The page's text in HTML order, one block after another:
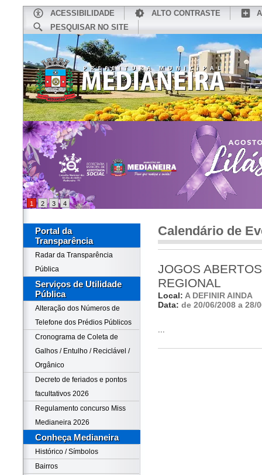
ACESSIBILIDADE ALTO CONTRASTE
PESQUISAR NO SITE
CONHEÇA MEDIANEIRA
1 2 3 4
Portal da
Transparência
Radar da Transparência
Pública
Serviços de Utilidade
Pública
Alteração dos Números de
Telefone dos Prédios Públicos
Cronograma de Coleta de
Galhos / Entulho / Reciclável /
Orgânico
Decreto de feriados e pontos
facultativos 2026
Regulamento concurso Miss
Medianeira 2026
Conheça Medianeira
Histórico / Símbolos
Bairros
Calendário de
JOGOS
REGIONAL
Local: A DEFINIR AINDA
Data: de 20/06/2008 a 28/
...